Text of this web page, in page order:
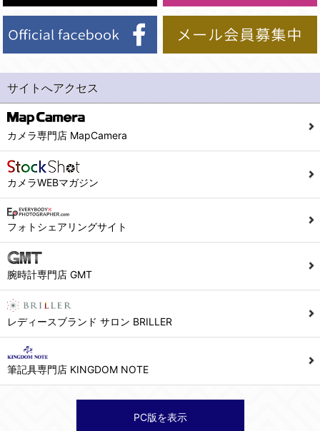
(5)業務を円滑に進めるために、外部業者に個人データの一部又は全部の処理を委託する場合（ただし、委託する場合は委託した個人データの安全管理が図られるように、委託先に対する必要かつ適切な監督を行ないます）。
当社への個人情報の提供はお客様の任意ですが、必要な個人情報をご提供いただけない場合、当社のサービス等が利用できない場合がありますのでご了承下さい。
５．ご本人が容易に知覚できない方法による個人情報の取得
６．個人情報に関するお問合せ対応
(1)当社は、当社の保有する個人データに関し、ご本人から利用目的の通知，開示，内容の訂正，追加又は削除，利用の停止，消去及び第三者への提供の停止の請求などがあれば、ご本人の確認をさせていただいた上で、速やかに対応します。また当社の個人情報の取り扱いに関するご質問、ご相談にも対応いたします。尚、シュッピン会員のお客様は、当社が保有する個人データの削除を要求する権利があります。
(2)当社の個人情報に関するお問合せは、以下の窓口で承ります。お問合せの内容により必要な書類提出や質問へのご回答をお願いすることがあります。
シュッピン株式会社 個人情報相談窓口
Mail：privacy@syuppin.com (受付)
サイトへアクセス
カメラ専門店 MapCamera
カメラWEBマガジン
フォトシェアリングサイト
腕時計専門店 GMT
レディースブランド サロン BRILLER
筆記具専門店 KINGDOM NOTE
PC版を表示